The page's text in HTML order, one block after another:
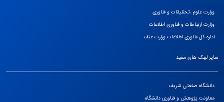
وزارت علوم ،تحقیقات و فناوری
وزارت ارتباطات و فناوری اطلاعات
اداره کل فناوری اطلاعات وزارت عتف
سایر لینک های مفید
دانشگاه صنعتی شریف
معاونت پژوهش و فناوری دانشگاه